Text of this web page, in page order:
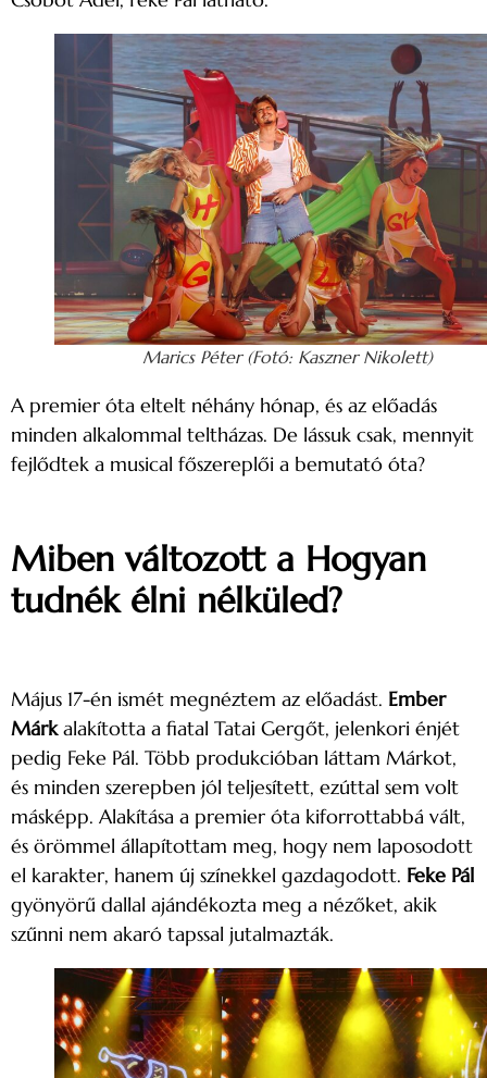
Marics Péter (Fotó: Kaszner Nikolett)
A premier óta eltelt néhány hónap, és az előadás
minden alkalommal teltházas. De lássuk csak, mennyit
fejlődtek a musical főszereplői a bemutató óta?
Miben változott a Hogyan
tudnék élni nélküled?
Május 17-én ismét megnéztem az előadást. Ember
Márkalakította a fiatal Tatai Gergőt, jelenkori énjét
pedig Feke Pál. Több produkcióban láttam Márkot,
és minden szerepben jól teljesített, ezúttal sem volt
másképp. Alakítása a premier óta kiforrottabbá vált,
és örömmel állapítottam meg, hogy nem laposodott
el karakter, hanem új színekkel gazdagodott. Feke Pál
gyönyörű dallal ajándékozta meg a nézőket, akik
szűnni nem akaró tapssal jutalmazták.